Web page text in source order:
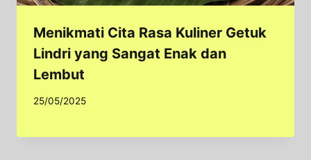
Menikmati Cita Rasa Kuliner Getuk
Lindri yang Sangat Enak dan
Lembut
25/05/2025